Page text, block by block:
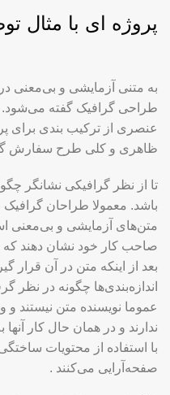
پروژه ای با مثال
به متنی آزمایشی و بی‌معنی
طراحی گرافیک گفته می‌شود.
عنصری از ترکیب بندی برای
ظاهری و کلی طرح سفارش
تا از نظر گرافیکی نشانگر
باشد. معمولا طراحان
متن‌های آزمایشی و بی‌معنی
صاحب کار خود نشان دهند
بعد از اینکه متن در آن قرار
اندازه‌بندی‌ها چگونه در نظر
عموما نویسنده متن نیستند و
ندارند و در همان حال کار
با استفاده از محتویات
صفحه‌آرایی می‌کنند .